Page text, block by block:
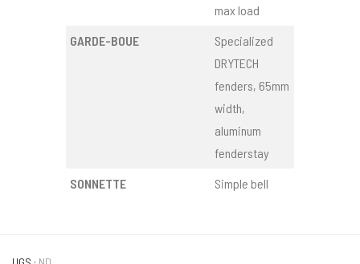
max load
GARDE-BOUE
Specialized
DRYTECH
fenders, 65mm
width,
aluminum
fenderstay
SONNETTE
Simple bell